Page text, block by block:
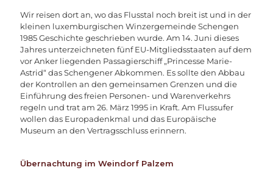
Wir reisen dort an, wo das Flusstal noch breit ist und in der
kleinen luxemburgischen Winzergemeinde Schengen
1985 Geschichte geschrieben wurde. Am 14. Juni dieses
Jahres unterzeichneten fünf EU-Mitgliedsstaaten auf dem
vor Anker liegenden Passagierschiff „Princesse Marie-
Astrid“ das Schengener Abkommen. Es sollte den Abbau
der Kontrollen an den gemeinsamen Grenzen und die
Einführung des freien Personen- und Warenverkehrs
regeln und trat am 26. März 1995 in Kraft. Am Flussufer
wollen das Europadenkmal und das Europäische
Museum an den Vertragsschluss erinnern.
Übernachtung im Weindorf Palzem